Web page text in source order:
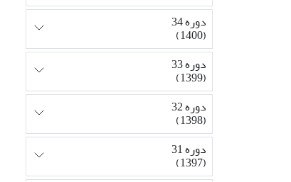
دوره 34
(1400)
دوره 33
(1399)
دوره 32
(1398)
دوره 31
(1397)